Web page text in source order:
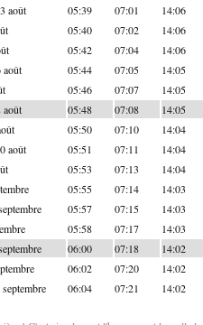
août 05:39 07:01 14:06
05:40 07:02 14:06
05:42 07:04 14:06
août 05:44 07:05 14:05
05:46 07:07 14:05
août 05:48 07:08 14:05
05:50 07:10 14:04
août 05:51 07:11 14:04
05:53 07:13 14:04
05:55 07:14 14:03
05:57 07:15 14:03
05:58 07:17 14:03
06:00 07:18 14:02
06:02 07:20 14:02
06:04 07:21 14:02